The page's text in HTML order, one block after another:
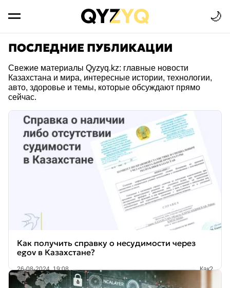
🌙
ПОСЛЕДНИЕ ПУБЛИКАЦИИ
Свежие материалы Qyzyq.kz: главные новости
Казахстана и мира, интересные истории, технологии,
авто, здоровье и темы, которые обсуждают прямо
сейчас.
Как получить справку о несудимости через
egov в Казахстане?
26-08-2024, 19:08 Как?